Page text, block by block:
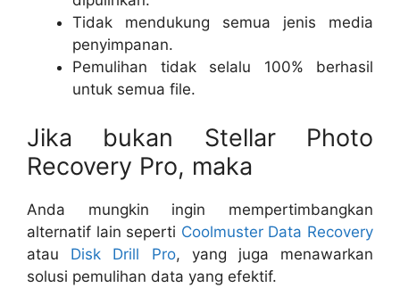
Tidak mendukung semua jenis media
penyimpanan.
Pemulihan tidak selalu 100% berhasil
untuk semua file.
Jika bukan Stellar Photo
Recovery Pro, maka
Anda mungkin ingin mempertimbangkan
alternatif lain seperti Coolmuster Data Recovery
atau Disk Drill Pro, yang juga menawarkan
solusi pemulihan data yang efektif.